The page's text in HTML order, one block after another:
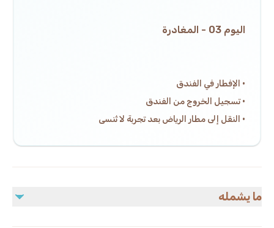
اليوم 03 - المغادرة
· الإفطار في الفندق
· تسجيل الخروج من الفندق
· النقل إلى مطار الرياض بعد تجربة لا تُنسى
ما يشمله